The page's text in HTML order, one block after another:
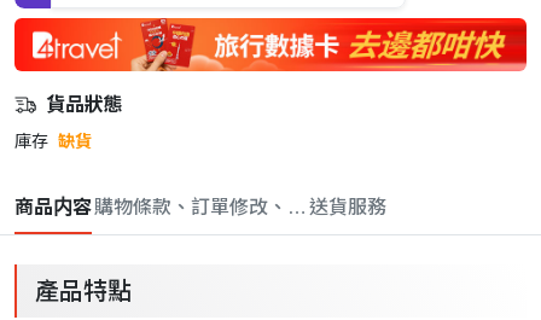
貨品狀態
庫存 缺貨
商品内容購物條款、訂單修改、取消與退款政策
送貨服務
產品特點